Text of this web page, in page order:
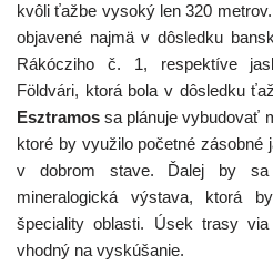
kvôli ťažbe vysoký len 320
objavené najmä v dôsledku
Rákócziho č. 1, respektíve
Földvári, ktorá bola v dôsledku
Esztramos sa plánuje vybudovať
ktoré by využilo početné
v dobrom stave. Ďalej by sa
mineralogická výstava, ktorá
špeciality oblasti. Úsek trasy
vhodný na vyskúšanie.